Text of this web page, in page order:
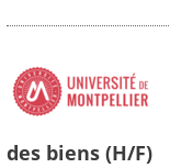
des biens (H/F)